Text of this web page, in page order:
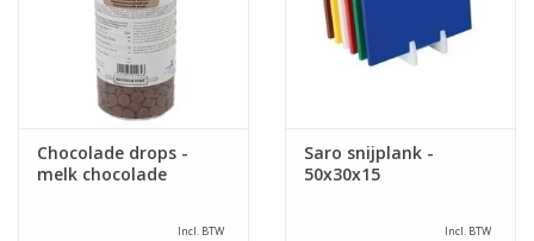
Chocolade drops -
melk chocolade
Incl. BTW
Saro snijplank -
50x30x15
Incl. BTW